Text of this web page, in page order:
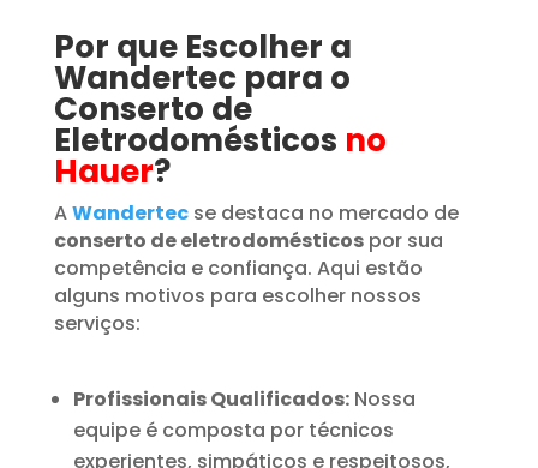
Por que Escolher a
Wandertec para o
Conserto de
Eletrodomésticos no
Hauer?
AWandertecse destaca no mercado de
conserto de eletrodomésticospor sua
competência e confiança. Aqui estão
alguns motivos para escolher nossos
serviços:
Profissionais Qualificados:Nossa
equipe é composta por técnicos
experientes, simpáticos e respeitosos,